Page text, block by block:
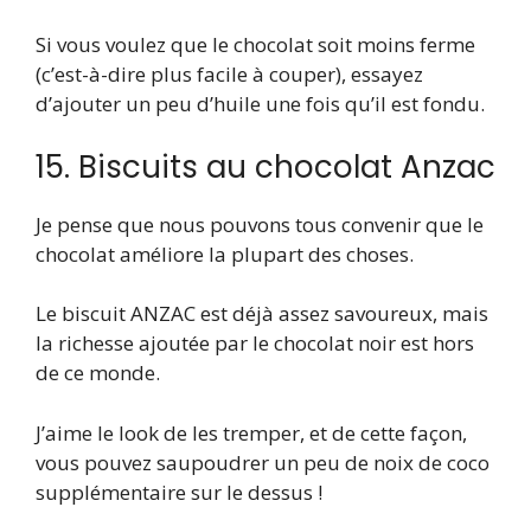
Si vous voulez que le chocolat soit moins ferme
(c’est-à-dire plus facile à couper), essayez
d’ajouter un peu d’huile une fois qu’il est fondu.
15. Biscuits au chocolat Anzac
Je pense que nous pouvons tous convenir que le
chocolat améliore la plupart des choses.
Le biscuit ANZAC est déjà assez savoureux, mais
la richesse ajoutée par le chocolat noir est hors
de ce monde.
J’aime le look de les tremper, et de cette façon,
vous pouvez saupoudrer un peu de noix de coco
supplémentaire sur le dessus !